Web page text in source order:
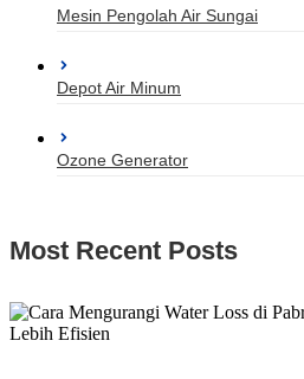
Mesin Pengolah Air Sungai
Depot Air Minum
Ozone Generator
Most Recent Posts